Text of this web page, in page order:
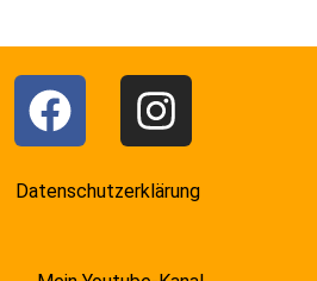
Datenschutzerklärung